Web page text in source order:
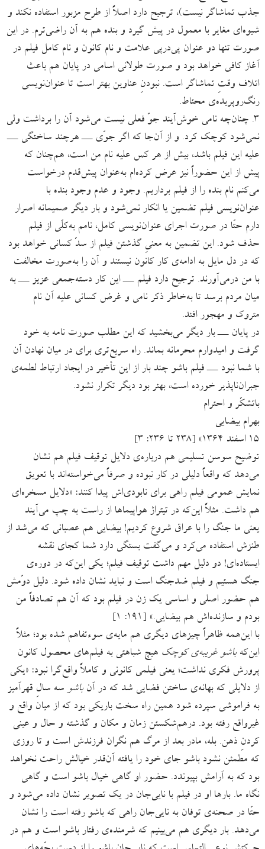
جذب تماشاگر نیست)، ترجیح دارد اصلاً از طرح مزبور استفاده نکند و
شیوه‌ای مغایر با معمول در پیش گیرد و بنده هم به آن راضی‌ترم. در این
صورت تنها دو عنوان پی‌درپی‌ علامت و نام کانون و نام کامل فیلم در
آغاز کافی خواهد بود و صورت طولانی اسامی در پایان هم باعث
اتلاف وقتِ تماشاگر است. نبودنِ عناوین بهتر است تا عنوان‌نویسی
رنگ‌‌روپریده‌ی محتاط.
۳. چنان‌چه نامی خوش‌آیند جوّ فعلی نیست می‌شود آن را برداشت ولی
نمی‌شود کوچک کرد. و از آن‌جا که اگر جوّی ـــ هرچند ساختگی ـــ
علیه این فیلم باشد، بیش از هر کس علیه نام من است، هم‌چنان که
پیش از این حضوراً نیز عرض کرده‌ام به‌عنوان پیش‌قدم درخواست
می‌کنم نام بنده را از فیلم برداریم. وجود و عدم وجود بنده با
عنوان‌نویسی فیلم تضمین یا انکار نمی‌شود و بار دیگر صمیمانه اصرار
دارم حتّا در صورت اجرای عنوان‌نویسی کامل، نامم به‌کلّی از فیلم
حذف شود. این تضمین به معنیِ گذشتن فیلم از سدّ کسانی خواهد بود
که در دل مایل به ادامه‌ی کار کانون نیستند و آن ‌را به‌صورت مخالفت
با من درمی‌آورند. ترجیح دارد فیلم ـــ این کار دسته‌جمعی عزیز ـــ به
میان مردم برسد تا به‌خاطر ذکر نامی و غرض کسانی علیه آن نام
متروک و مهجور افتد.
در پایان ـــ بار دیگر می‌بخشید که این مطلب صورت نامه به خود
گرفت و امیدوارم محرمانه بماند. راه سریع‌‌تری برای در میان نهادن آن
با شما نبود ـــ فیلم باشو چند بار از این تأخیر در ایجاد ارتباط لطمه‌ی
جبران‌ناپذیر خورده است، بهتر بود دیگر تکرار نشود.
باتشکّر و احترام
بهرام بیضایی
۱۵ اسفند ۱۳۶۴» [۲۳۸ تا ۲۳۶: ۳]
توضیح سوسن تسلیمی هم درباره‌ی دلایل توقیف فیلم هم نشان
می‌دهد که واقعاً دلیلی در کار نبوده و صرفاً می‌خواسته‌اند با تعویق
نمایش عمومی فیلم راهی برای نابودی‌اش پیدا کنند: «دلایل مسخره‌ای
هم داشت. مثلاً این‌که در تیتراژ هواپیماها از راست به چپ می‌آیند
یعنی ما جنگ را با عراق شروع کردیم! بیضایی هم عصبانی که می‌شد از
طنزش استفاده می‌کرد و می‌گفت بستگی دارد شما کجای نقشه
ایستاده‌ای! دو دلیل مهم داشت توقیف فیلم؛ یکی این‌که در دوره‌ی
جنگ هستیم و فیلم ضدجنگ است و نباید نشان داده شود. دلیل دوّمش
هم حضور اصلی و اساسی یک زن در فیلم بود که آن هم تصادفاً من
بودم و سازنده‌اش هم بیضایی.» [۱۹۱: ۱]
با این‌همه ظاهراً چیزهای دیگری هم مایه‌ی سوءتفاهم شده بود؛ مثلاً
این‌کهباشو غریبه‌ی کوچک هیچ شباهتی به فیلم‌های محصول کانون
پرورش فکری نداشت؛ یعنی فیلمی کانونی و کاملاً واقع‌گرا نبود: «یکی
از دلایلی که بهانه‌ی ساختن فضایی شد که در آنباشو سه سالِ قهرآمیز
به فراموشی سپرده شود همین راه سخت باریکی بود که از میان واقع و
غیرواقع رفته بود. درهم‌شکستن زمان و مکان و گذشته و حال و عینی
کردنِ ذهن. بله، مادر بعد از مرگ هم نگران فرزندش است و تا روزی
که مطمئن نشود باشو جای خود را یافته آن‌قدر خیالش راحت نخواهد
بود که به آرامش بپیوندد. حضور او گاهی خیال باشو است و گاهی
نگاه ما. بارها او در فیلم با نایی‌جان در یک تصویر نشان داده می‌شود و
حتّا در صحنه‌ی توفان به نایی‌جان راهی که باشو رفته است را نشان
می‌دهد. بار دیگری هم می‌بینیم که شرمنده‌ی رفتار باشو است و هم در